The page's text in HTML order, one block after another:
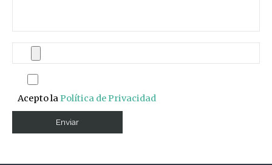
Acepto la Política de Privacidad